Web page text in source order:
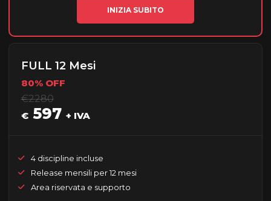
INIZIA SUBITO
FULL 12 Mesi
80% OFF
€2280
€597 + IVA
4 discipline incluse
Release mensili per 12 mesi
Area riservata e supporto